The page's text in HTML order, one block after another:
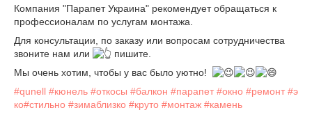
Компания "Парапет Украина" рекомендует обращаться к
профессионалам по услугам монтажа.
Для консультации, по заказу или вопросам сотрудничества
звоните нам или
пишите.
Мы очень хотим, чтобы у вас было уютно!
#qunell #кюнель #откосы #балкон #парапет #окно #ремонт #э
ко#стильно #зимаблизко #круто #монтаж #камень